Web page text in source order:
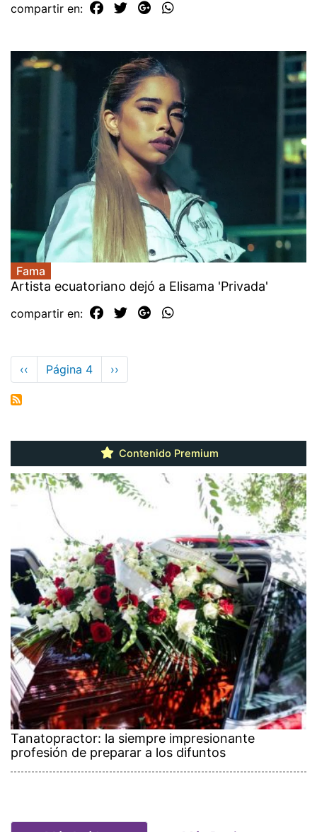
compartir en:
Fama
Artista ecuatoriano dejó a Elisama 'Privada'
compartir en:
Paginación
Página
anterior
‹‹ Página 4
Siguiente
página
››
Contenido Premium
Tanatopractor: la siempre impresionante
profesión de preparar a los difuntos